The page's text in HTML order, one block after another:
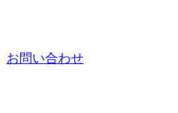
お問い合わせ